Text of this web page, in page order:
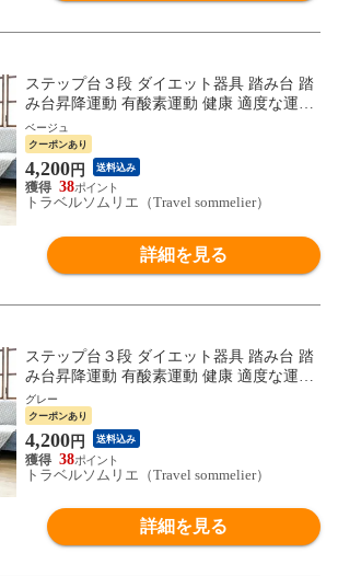
ステップ台３段 ダイエット器具 踏み台 踏
み台昇降運動 有酸素運動 健康 適度な運動
エクササイズ フィットネス 室内運動器具
コンパクト 送料無料 ※北海道、沖縄県、
離島を除く 【ロジ発送】ベージュ トラベ
ルソムリエ w-tre5
ベージュ
クーポンあり
4,200円 送料込み
38
トラベルソムリエ（Travel sommelier）
詳細を見る
ステップ台３段 ダイエット器具 踏み台 踏
み台昇降運動 有酸素運動 健康 適度な運動
エクササイズ フィットネス 室内運動器具
コンパクト 送料無料 ※北海道、沖縄県、
離島を除く 【ロジ発送】グレー トラベル
ソムリエ w-tre5
グレー
クーポンあり
4,200円 送料込み
38
トラベルソムリエ（Travel sommelier）
詳細を見る